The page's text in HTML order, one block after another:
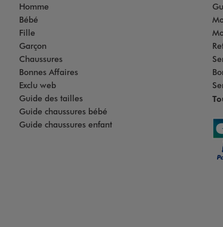
Homme
Bébé
Fille
Garçon
Chaussures
Bonnes Affaires
Exclu web
Guide des tailles
Guide chaussures bébé
Guide chaussures enfant